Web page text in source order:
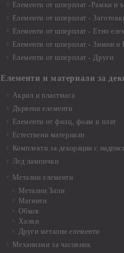
Елементи от шперплат -Рамки и
Елементи от шперплат -
Елементи от шперплат - Етно
Елементи от шперплат - Зимни и
Елементи от шперплат - Други
Елементи и материали за
Акрил и пластмаса
Дървени елементи
Елементи от филц, фоам и плат
Естествени материали
Комплекти за декорации с
Лед лампички
Метални елементи
Метални Ъгли
Магнити
Обков
Халки
Други метални елементи
Механизми за часовник